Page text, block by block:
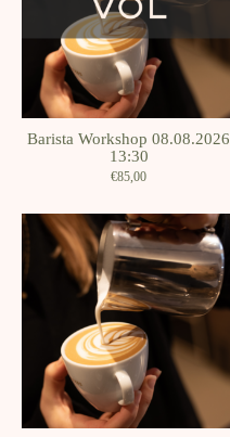
Barista Workshop 08.08.2026
13:30
€85,00